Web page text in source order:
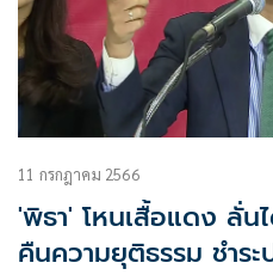
11 กรกฎาคม 2566
'พิธา' โหนเสื้อแดง ลั่นไ
คืนความยุติธรรม ชำระ